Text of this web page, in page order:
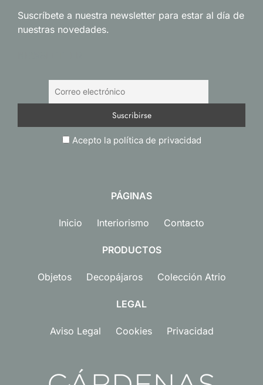
Suscríbete a nuestra newsletter para estar al día de
nuestras novedades.
Acepto la política de privacidad
PÁGINAS
Inicio Interiorismo Contacto
PRODUCTOS
Objetos Decopájaros Colección Atrio
LEGAL
Aviso Legal Cookies Privacidad